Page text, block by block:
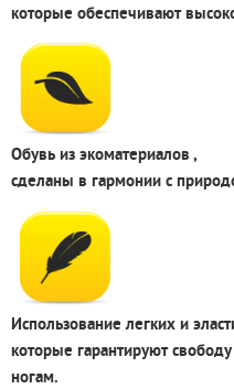
которые обеспечивают
Обувь из экоматериалов ,
сделаны в гармонии с
Использование легких и
которые гарантируют
ногам.